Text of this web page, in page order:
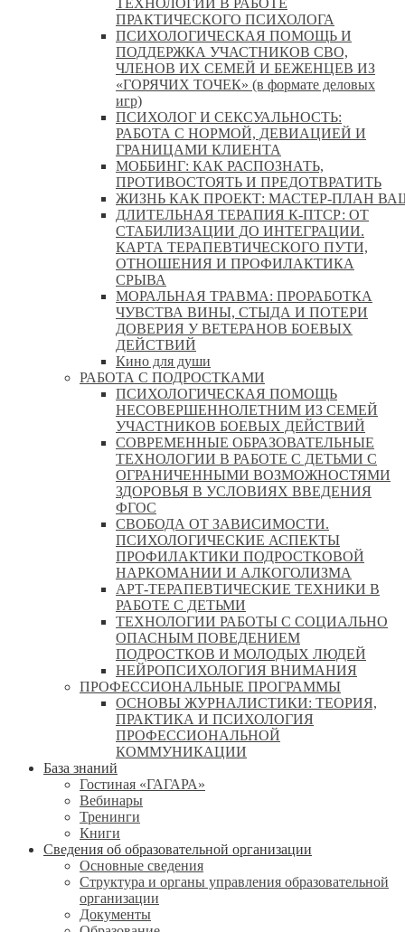
ТЕХНОЛОГИИ В РАБОТЕ
ПРАКТИЧЕСКОГО ПСИХОЛОГА
ПСИХОЛОГИЧЕСКАЯ ПОМОЩЬ И
ПОДДЕРЖКА УЧАСТНИКОВ СВО,
ЧЛЕНОВ ИХ СЕМЕЙ И БЕЖЕНЦЕВ ИЗ
«ГОРЯЧИХ ТОЧЕК» (в формате деловых
игр)
ПСИХОЛОГ И СЕКСУАЛЬНОСТЬ:
РАБОТА С НОРМОЙ, ДЕВИАЦИЕЙ И
ГРАНИЦАМИ КЛИЕНТА
МОББИНГ: КАК РАСПОЗНАТЬ,
ПРОТИВОСТОЯТЬ И ПРЕДОТВРАТИТЬ
ЖИЗНЬ КАК ПРОЕКТ: МАСТЕР‑ПЛАН
ДЛИТЕЛЬНАЯ ТЕРАПИЯ К-ПТСР: ОТ
СТАБИЛИЗАЦИИ ДО ИНТЕГРАЦИИ.
КАРТА ТЕРАПЕВТИЧЕСКОГО ПУТИ,
ОТНОШЕНИЯ И ПРОФИЛАКТИКА
СРЫВА
МОРАЛЬНАЯ ТРАВМА: ПРОРАБОТКА
ЧУВСТВА ВИНЫ, СТЫДА И ПОТЕРИ
ДОВЕРИЯ У ВЕТЕРАНОВ БОЕВЫХ
ДЕЙСТВИЙ
Кино для души
РАБОТА С ПОДРОСТКАМИ
ПСИХОЛОГИЧЕСКАЯ ПОМОЩЬ
НЕСОВЕРШЕННОЛЕТНИМ ИЗ СЕМЕЙ
УЧАСТНИКОВ БОЕВЫХ ДЕЙСТВИЙ
СОВРЕМЕННЫЕ ОБРАЗОВАТЕЛЬНЫЕ
ТЕХНОЛОГИИ В РАБОТЕ С ДЕТЬМИ С
ОГРАНИЧЕННЫМИ ВОЗМОЖНОСТЯМИ
ЗДОРОВЬЯ В УСЛОВИЯХ ВВЕДЕНИЯ
ФГОС
СВОБОДА ОТ ЗАВИСИМОСТИ.
ПСИХОЛОГИЧЕСКИЕ АСПЕКТЫ
ПРОФИЛАКТИКИ ПОДРОСТКОВОЙ
НАРКОМАНИИ И АЛКОГОЛИЗМА
АРТ-ТЕРАПЕВТИЧЕСКИЕ ТЕХНИКИ В
РАБОТЕ С ДЕТЬМИ
ТЕХНОЛОГИИ РАБОТЫ С СОЦИАЛЬНО
ОПАСНЫМ ПОВЕДЕНИЕМ
ПОДРОСТКОВ И МОЛОДЫХ ЛЮДЕЙ
НЕЙРОПСИХОЛОГИЯ ВНИМАНИЯ
ПРОФЕССИОНАЛЬНЫЕ ПРОГРАММЫ
ОСНОВЫ ЖУРНАЛИСТИКИ: ТЕОРИЯ,
ПРАКТИКА И ПСИХОЛОГИЯ
ПРОФЕССИОНАЛЬНОЙ
КОММУНИКАЦИИ
База знаний
Гостиная «ГАГАРА»
Вебинары
Тренинги
Книги
Сведения об образовательной организации
Основные сведения
Структура и органы управления образовательной
организации
Документы